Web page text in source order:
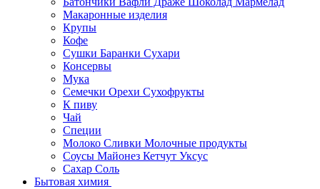
Макаронные изделия
Крупы
Кофе
Сушки Баранки Сухари
Консервы
Мука
Семечки Орехи Сухофрукты
К пиву
Чай
Специи
Молоко Сливки Молочные продукты
Соусы Майонез Кетчут Уксус
Сахар Соль
Бытовая химия